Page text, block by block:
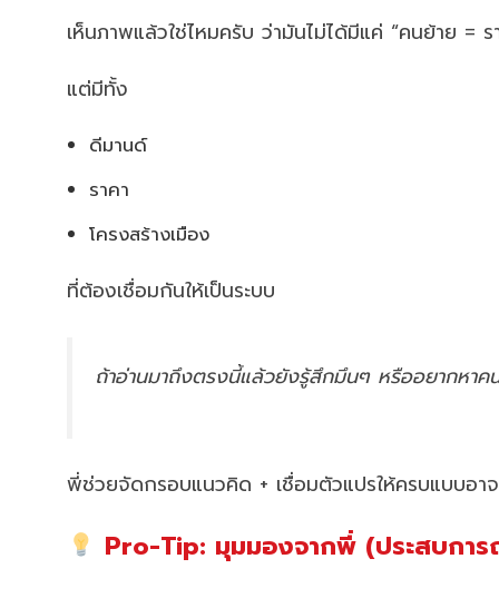
เห็นภาพแล้วใช่ไหมครับ ว่ามันไม่ได้มีแค่ “คนย้าย = ร
แต่มีทั้ง
ดีมานด์
ราคา
โครงสร้างเมือง
ที่ต้องเชื่อมกันให้เป็นระบบ
ถ้าอ่านมาถึงตรงนี้แล้วยังรู้สึกมึนๆ หรืออยากหาค
พี่ช่วยจัดกรอบแนวคิด + เชื่อมตัวแปรให้ครบแบบอา
Pro-Tip: มุมมองจากพี่ (ประสบกา